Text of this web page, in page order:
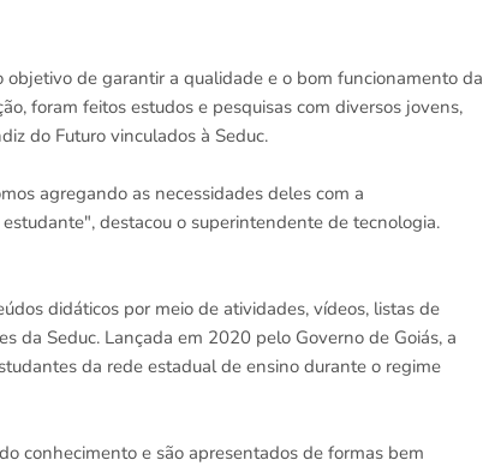
de garantir a qualidade e o bom funcionamento da
foram feitos estudos e pesquisas com diversos jovens,
do Futuro vinculados à Seduc.
agregando as necessidades deles com a
destacou o superintendente de tecnologia.
didáticos por meio de atividades, vídeos, listas de
da Seduc. Lançada em 2020 pelo Governo de Goiás, a
da rede estadual de ensino durante o regime
conhecimento e são apresentados de formas bem